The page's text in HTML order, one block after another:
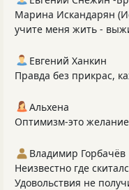
Марина Искандарян
учите меня жить -
Евгений Ханкин
Правда без прикрас,
Альхена
Оптимизм-это
Владимир Горбачёв
Неизвестно где
Удовольствия не